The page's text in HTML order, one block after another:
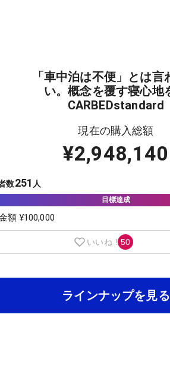
「車中泊は不便」とは言
い。概念を覆す寝心地
CARBEDstandard
現在の購入総額
¥2,948,140
数251 人
額 ¥100,000
いいね ! 50
ラインナップを見る